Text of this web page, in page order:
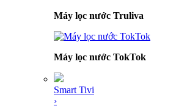
Máy lọc nước Truliva
Máy lọc nước TokTok
Smart Tivi
›